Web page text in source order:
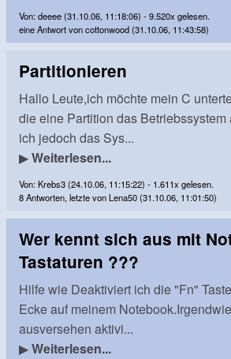
Von: deeee (31.10.06, 11:18:06) - 9.520x gelesen.
eine Antwort von cottonwood (31.10.06, 11:43:58)
Partitionieren
Hallo Leute,ich möchte mein C
die eine Partition das
ich jedoch das Sys...
▶Weiterlesen...
Von: Krebs3 (24.10.06, 11:15:22) - 1.611x gelesen.
8 Antworten, letzte von Lena50 (31.10.06, 11:01:50)
Wer kennt sich aus mit
Tastaturen ???
Hilfe wie Deaktiviert ich die "Fn"
Ecke auf meinem
ausversehen aktivi...
▶Weiterlesen...